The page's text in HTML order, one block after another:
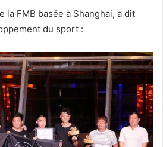
la FMB basée à Shanghai, a dit
du sport :